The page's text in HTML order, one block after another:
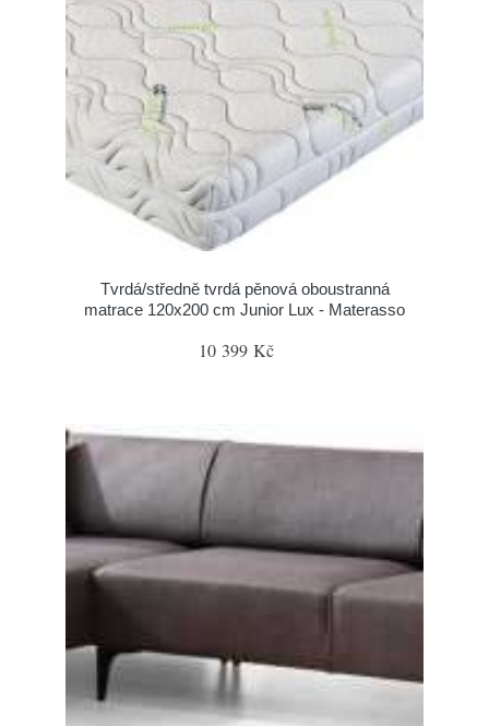
Tvrdá/středně tvrdá pěnová oboustranná
matrace 120x200 cm Junior Lux - Materasso
10 399 Kč